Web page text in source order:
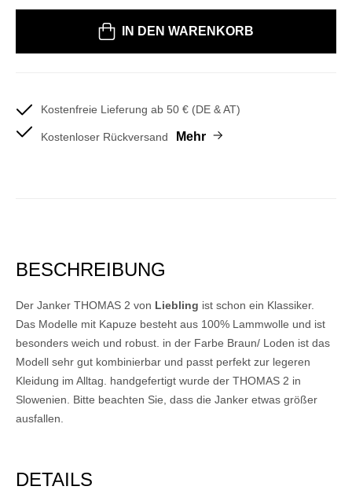
IN DEN WARENKORB
Kostenfreie Lieferung ab 50 € (DE & AT)
Kostenloser Rückversand Mehr
BESCHREIBUNG
Der Janker THOMAS 2 von Liebling ist schon ein Klassiker.
Das Modelle mit Kapuze besteht aus 100% Lammwolle und ist
besonders weich und robust. in der Farbe Braun/ Loden ist das
Modell sehr gut kombinierbar und passt perfekt zur legeren
Kleidung im Alltag. handgefertigt wurde der THOMAS 2 in
Slowenien. Bitte beachten Sie, dass die Janker etwas größer
ausfallen.
DETAILS